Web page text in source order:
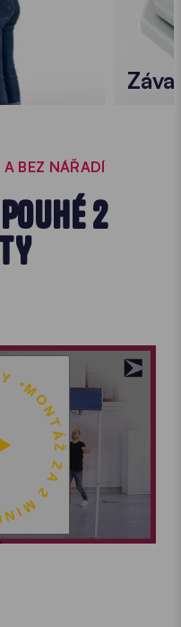
A BEZ NÁŘADÍ
2
MINUTY •